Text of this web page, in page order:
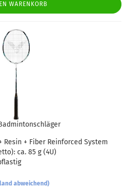
WARENKORB
Resin + Fiber Reinforced System
ca. 85 g (4U)
abweichend)